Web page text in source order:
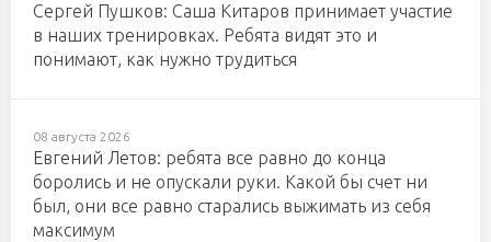
Сергей Пушков: Саша Китаров принимает участие
в наших тренировках. Ребята видят это и
понимают, как нужно трудиться
08 августа 2026
Евгений Летов: ребята все равно до конца
боролись и не опускали руки. Какой бы счет ни
был, они все равно старались выжимать из себя
максимум